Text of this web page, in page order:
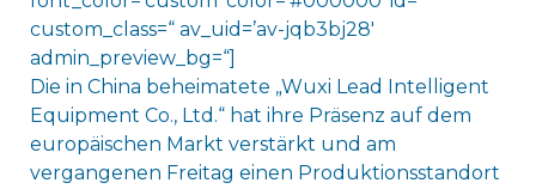
custom_class=“ av_uid=’av-jqb3bj28′
admin_preview_bg=“]
Die in China beheimatete „Wuxi Lead Intelligent
Equipment Co., Ltd.“ hat ihre Präsenz auf dem
europäischen Markt verstärkt und am
vergangenen Freitag einen Produktionsstandort